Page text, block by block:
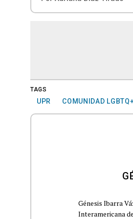
TAGS
UPR COMUNIDAD LGBTQ+
Génesis Ibarra
Interamericana